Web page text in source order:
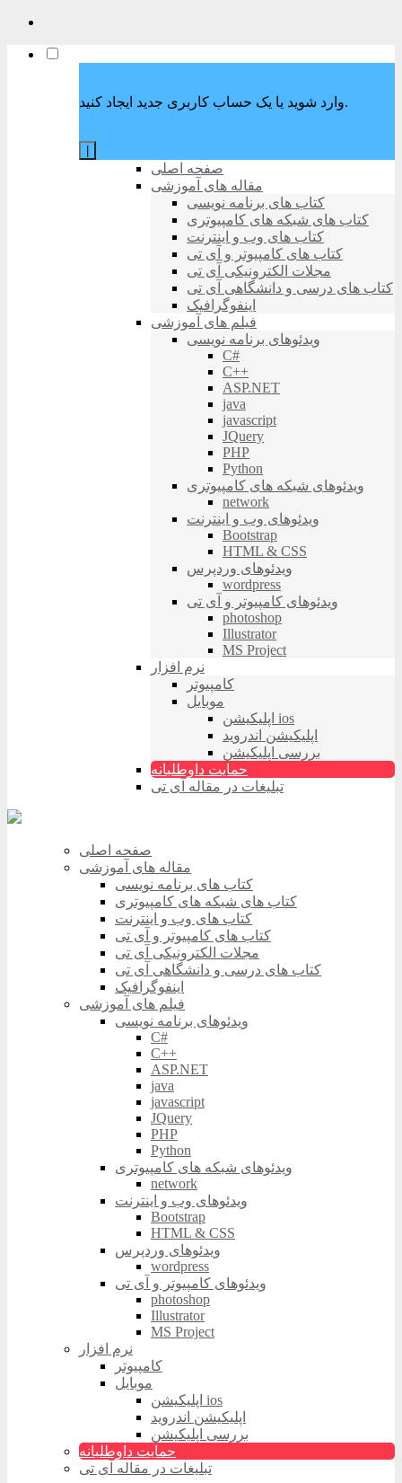
وارد شوید یا یک حساب کاربری جدید ایجاد کنید.
صفحه اصلی
مقاله های آموزشی
کتاب های برنامه نویسی
کتاب های شبکه های کامپیوتری
کتاب های وب و اینترنت
کتاب های کامپیوتر و آی تی
مجلات الکترونیکی آی تی
کتاب های درسی و دانشگاهی آی تی
اینفوگرافیک
فیلم های آموزشی
ویدئوهای برنامه نویسی
C#
C++
ASP.NET
java
javascript
JQuery
PHP
Python
ویدئوهای شبکه های کامپیوتری
network
ویدئوهای وب و اینترنت
Bootstrap
HTML & CSS
ویدئوهای وردپرس
wordpress
ویدئوهای کامپیوتر و آی تی
photoshop
Illustrator
MS Project
نرم افزار
کامپیوتر
موبایل
اپلیکیشن ios
اپلیکیشن اندروید
بررسی اپلیکیشن
حمایت داوطلبانه
تبلیغات در مقاله آی تی
صفحه اصلی
مقاله های آموزشی
کتاب های برنامه نویسی
کتاب های شبکه های کامپیوتری
کتاب های وب و اینترنت
کتاب های کامپیوتر و آی تی
مجلات الکترونیکی آی تی
کتاب های درسی و دانشگاهی آی تی
اینفوگرافیک
فیلم های آموزشی
ویدئوهای برنامه نویسی
C#
C++
ASP.NET
java
javascript
JQuery
PHP
Python
ویدئوهای شبکه های کامپیوتری
network
ویدئوهای وب و اینترنت
Bootstrap
HTML & CSS
ویدئوهای وردپرس
wordpress
ویدئوهای کامپیوتر و آی تی
photoshop
Illustrator
MS Project
نرم افزار
کامپیوتر
موبایل
اپلیکیشن ios
اپلیکیشن اندروید
بررسی اپلیکیشن
حمایت داوطلبانه
تبلیغات در مقاله آی تی